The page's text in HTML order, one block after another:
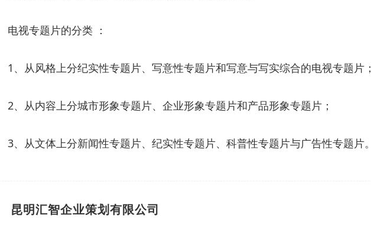
电视专题片的分类 ：
1、从风格上分纪实性专题片、写意性专题片和写意与写实综合的电视专题片；
2、从内容上分城市形象专题片、企业形象专题片和产品形象专题片；
3、从文体上分新闻性专题片、纪实性专题片、科普性专题片与广告性专题片。
昆明汇智企业策划有限公司